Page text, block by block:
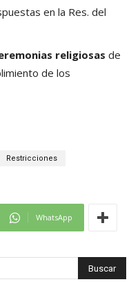
en la Res. del
religiosas de
de los
Restricciones
WhatsApp